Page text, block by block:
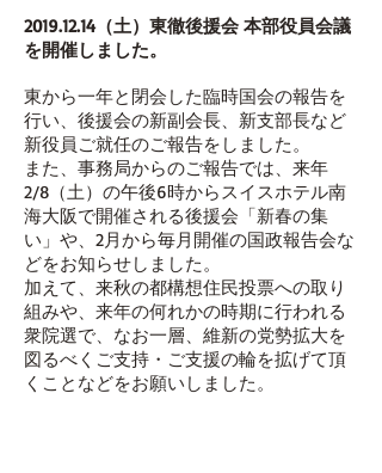
2019.12.14（土）東徹後援会 本部役員会議
を開催しました。
東から一年と閉会した臨時国会の報告を
行い、後援会の新副会長、新支部長など
新役員ご就任のご報告をしました。
また、事務局からのご報告では、来年
2/8（土）の午後6時からスイスホテル南
海大阪で開催される後援会「新春の集
い」や、2月から毎月開催の国政報告会な
どをお知らせしました。
加えて、来秋の都構想住民投票への取り
組みや、来年の何れかの時期に行われる
衆院選で、なお一層、維新の党勢拡大を
図るべくご支持・ご支援の輪を拡げて頂
くことなどをお願いしました。